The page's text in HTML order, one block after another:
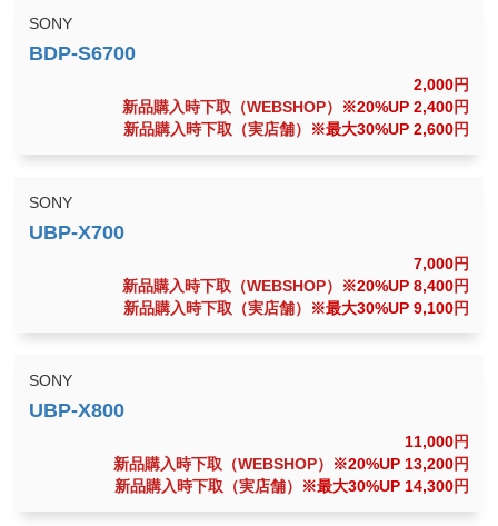
SONY
2,000円
新品購入時下取（WEBSHOP）
※20%UP 2,400円
新品購入時下取（実店舗）
※最大30%UP 2,600円
SONY
7,000円
新品購入時下取（WEBSHOP）
※20%UP 8,400円
新品購入時下取（実店舗）
※最大30%UP 9,100円
SONY
11,000円
新品購入時下取（WEBSHOP）
※20%UP 13,200円
新品購入時下取（実店舗）
※最大30%UP 14,300円